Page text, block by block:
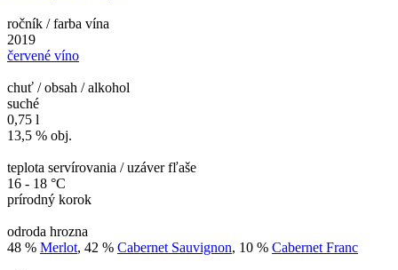
ročník / farba vína
2019
červené víno
chuť / obsah / alkohol
suché
0,75 l
13,5 % obj.
teplota servírovania / uzáver fľaše
16 - 18 °C
prírodný korok
odroda hrozna
48 % Merlot, 42 % Cabernet Sauvignon, 10 % Cabernet Franc